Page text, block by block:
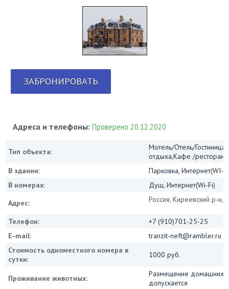
ЗАБРОНИРОВАТЬ
Адреса и телефоны:Проверено 20.12.2020
Тип объекта:
Мотель/Отель/
отдыха,Кафе /рестораны
В здании:
Парковка, Интернет(WI-
В номерах:
Душ, Интернет(Wi-Fi)
Адрес:
Россия, Киреевский р-н,
Телефон:
+7 (910)701-25-25
E-mail:
tranzit-neft@rambler.ru
Стоимость одноместного номера в
сутки:
1000 руб.
Проживание животных:
Размещение домашних
допускается